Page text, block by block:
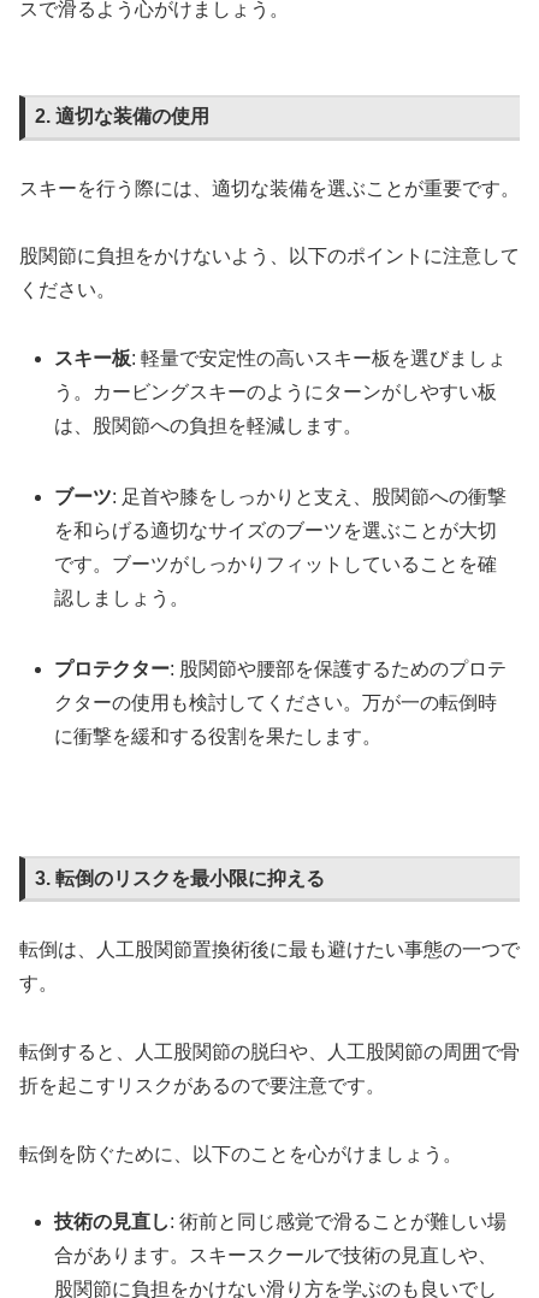
スで滑るよう心がけましょう。
2. 適切な装備の使用
スキーを行う際には、適切な装備を選ぶことが重要です。
股関節に負担をかけないよう、以下のポイントに注意して
ください。
スキー板: 軽量で安定性の高いスキー板を選びましょ
う。カービングスキーのようにターンがしやすい板
は、股関節への負担を軽減します。
ブーツ: 足首や膝をしっかりと支え、股関節への衝撃
を和らげる適切なサイズのブーツを選ぶことが大切
です。ブーツがしっかりフィットしていることを確
認しましょう。
プロテクター: 股関節や腰部を保護するためのプロテ
クターの使用も検討してください。万が一の転倒時
に衝撃を緩和する役割を果たします。
3. 転倒のリスクを最小限に抑える
転倒は、人工股関節置換術後に最も避けたい事態の一つで
す。
転倒すると、人工股関節の脱臼や、人工股関節の周囲で骨
折を起こすリスクがあるので要注意です。
転倒を防ぐために、以下のことを心がけましょう。
技術の見直し: 術前と同じ感覚で滑ることが難しい場
合があります。スキースクールで技術の見直しや、
股関節に負担をかけない滑り方を学ぶのも良いでし